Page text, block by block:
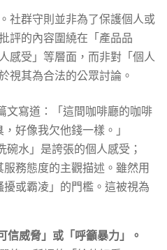
社群守則並非為了保護個人或
評的內容圍繞在「產品品
感受」等層面，而非對「個人
視其為合法的公眾討論。
文寫道：「這間咖啡廳的咖啡
好像我欠他錢一樣。」
碗水」是誇張的個人感受；
服務態度的主觀描述。雖然用
或霸凌」的門檻。這被視為
信威脅」或「呼籲暴力」。